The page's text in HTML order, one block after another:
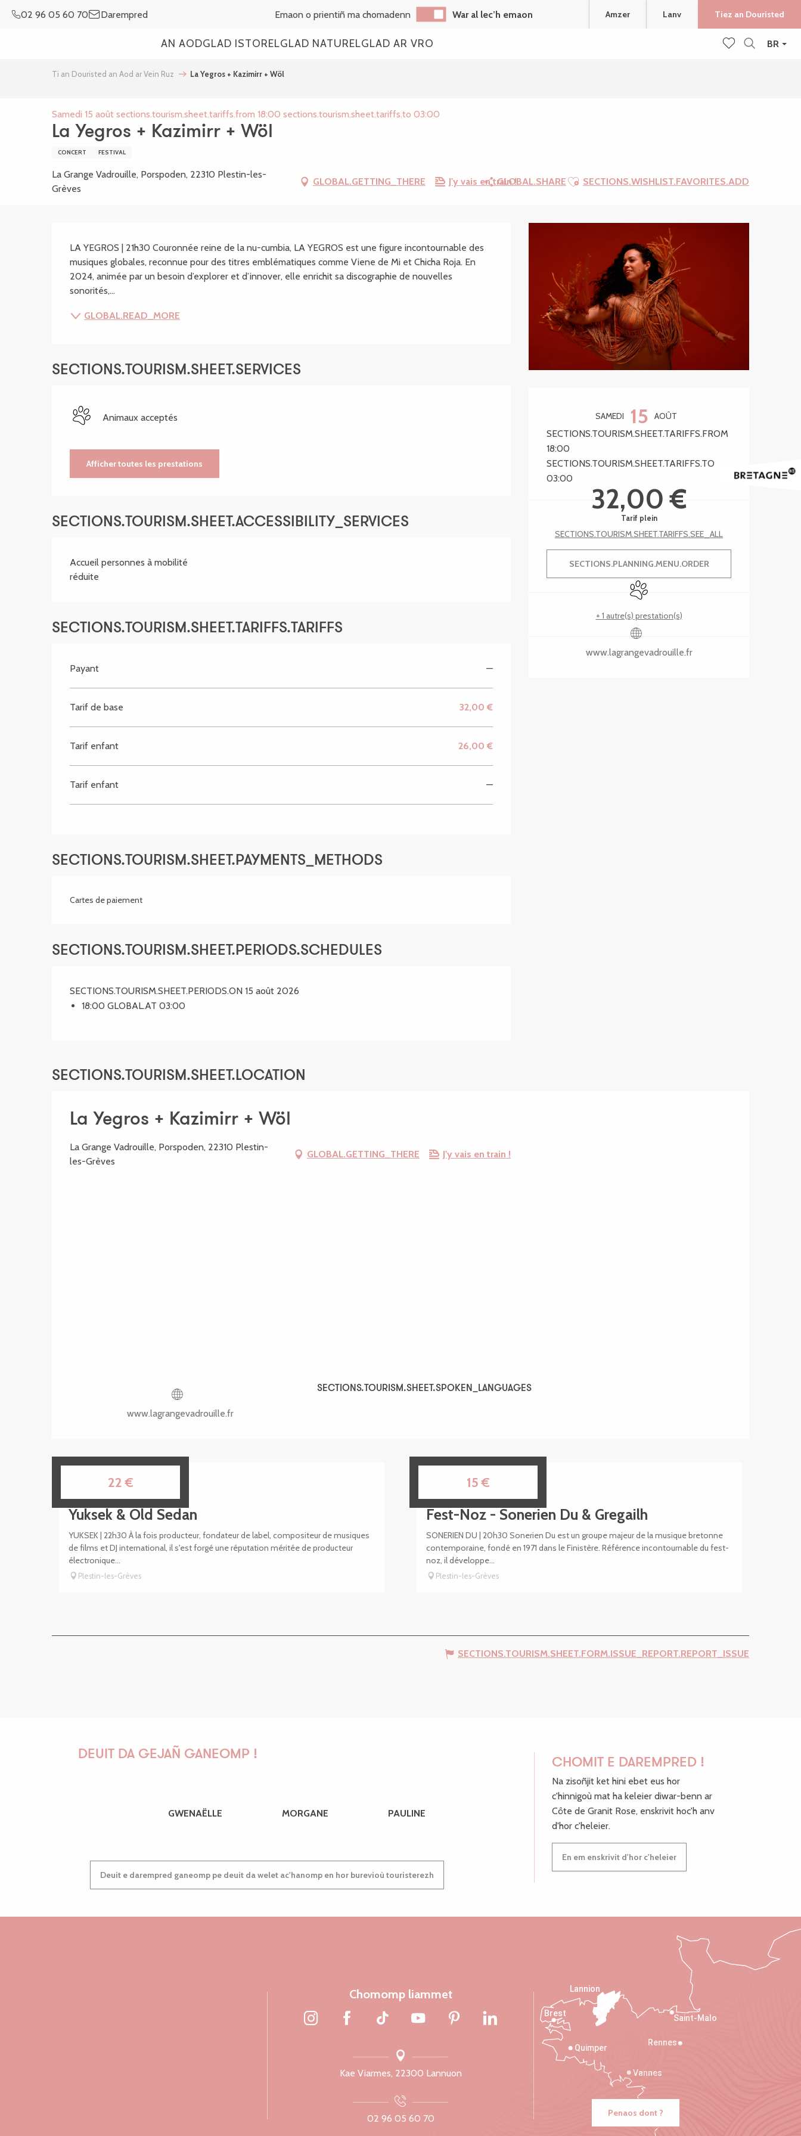
BR
02 96 05 60 70 Darempred Emaon o prientiñ ma chomadenn War al lec’h emaon Amzer Lanv Tiez an Douristed
AN AODGLAD ISTORELGLAD NATURELGLAD AR VRO
Ti an Douristed an Aod ar Vein Ruz La Yegros + Kazimirr + Wöl
Samedi 15 août sections.tourism.sheet.tariffs.from 18:00 sections.tourism.sheet.tariffs.to 03:00
La Yegros + Kazimirr + Wöl
CONCERT FESTIVAL
La Grange Vadrouille, Porspoden, 22310 Plestin-les-
Grèves
GLOBAL.GETTING_THERE J'y vais en train !GLOBAL.SHARE Ajouter aux favoris
SECTIONS.WISHLIST.FAVORITES.ADD
SAMEDI 15 AOÛT
SECTIONS.TOURISM.SHEET.TARIFFS.FROM
18:00
SECTIONS.TOURISM.SHEET.TARIFFS.TO
03:00
32,00 €
Tarif plein
SECTIONS.TOURISM.SHEET.TARIFFS.SEE_ALL
SECTIONS.PLANNING.MENU.ORDER
Animaux acceptés
+ 1 autre(s) prestation(s)
www.lagrangevadrouille.fr
SECTIONS.TOURISM.SHEET.DESCRIPTION
LA YEGROS | 21h30 Couronnée reine de la nu-cumbia, LA YEGROS est une figure incontournable des
musiques globales, reconnue pour des titres emblématiques comme Viene de Mi et Chicha Roja. En
2024, animée par un besoin d’explorer et d’innover, elle enrichit sa discographie de nouvelles
sonorités,...
GLOBAL.READ_MORE
SECTIONS.TOURISM.SHEET.SERVICES
Animaux acceptés
Afficher toutes les prestations
SECTIONS.TOURISM.SHEET.ACCESSIBILITY_SERVICES
Accueil personnes à mobilité
réduite
SECTIONS.TOURISM.SHEET.TARIFFS.TARIFFS
Payant —
Tarif de base 32,00 €
Tarif enfant 26,00 €
Tarif enfant —
SECTIONS.TOURISM.SHEET.PAYMENTS_METHODS
Cartes de paiement
SECTIONS.TOURISM.SHEET.PERIODS.SCHEDULES
SECTIONS.TOURISM.SHEET.PERIODS.ON 15 août 2026
18:00 GLOBAL.AT 03:00
SECTIONS.TOURISM.SHEET.LOCATION
La Yegros + Kazimirr + Wöl
La Grange Vadrouille, Porspoden, 22310 Plestin-
les-Grèves
GLOBAL.GETTING_THERE J'y vais en train !
www.lagrangevadrouille.fr
SECTIONS.TOURISM.SHEET.SPOKEN_LANGUAGES
SECTIONS.TOURISM.SHEET.SPOKEN_LANGUAGES
22€
Yuksek & Old Sedan
YUKSEK | 22h30 À la fois producteur, fondateur de label, compositeur de musiques
de films et DJ international, il s'est forgé une réputation méritée de producteur
électronique...
Plestin-les-Grèves
15€
Fest-Noz - Sonerien Du & Gregailh
SONERIEN DU | 20h30 Sonerien Du est un groupe majeur de la musique bretonne
contemporaine, fondé en 1971 dans le Finistère. Référence incontournable du fest-
noz, il développe...
Plestin-les-Grèves
SECTIONS.TOURISM.SHEET.FORM.ISSUE_REPORT.REPORT_ISSUE
DEUIT DA GEJAÑ GANEOMP !
GWENAËLLE MORGANE PAULINE
Deuit e darempred ganeomp pe deuit da welet ac'hanomp en hor burevioù touristerezh
CHOMIT E DAREMPRED !
Na zisoñjit ket hini ebet eus hor
c'hinnigoù mat ha keleier diwar-benn ar
Côte de Granit Rose, enskrivit hoc'h anv
d'hor c'heleier.
En em enskrivit d'hor c'heleier
Chomomp liammet
Kae Viarmes, 22300 Lannuon
02 96 05 60 70
Saint-Malo
Rennes
Vannes
Quimper
Lannion
Brest
Penaos dont ?